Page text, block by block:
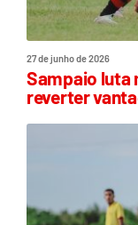
27 de junho de 2026
Sampaio luta
reverter